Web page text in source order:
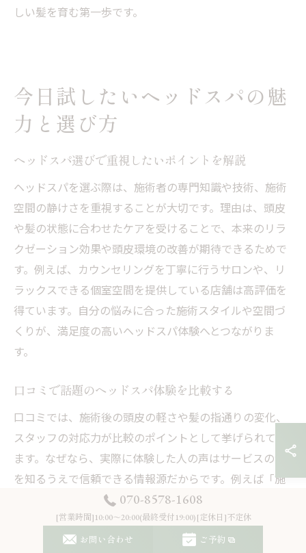
しい髪を育む第一歩です。
今日試したいヘッドスパの魅
力と選び方
ヘッドスパ選びで重視したいポイントを解説
ヘッドスパを選ぶ際は、施術者の専門知識や技術、施術
空間の静けさを重視することが大切です。理由は、頭皮
や髪の状態に合わせたケアを受けることで、本来のリラ
クゼーション効果や頭皮環境の改善が期待できるためで
す。例えば、カウンセリングを丁寧に行うサロンや、リ
ラックスできる個室空間を提供している店舗は高評価を
得ています。自分の悩みに合った施術スタイルや空間づ
くりが、満足度の高いヘッドスパ体験へとつながりま
す。
口コミで話題のヘッドスパ体験を比較する
口コミでは、施術後の頭皮の軽さや髪の指通りの変化、
スタッフの対応力が比較のポイントとして挙げられてい
ます。なぜなら、実際に体験した人の声はサービスの質
を知るうえで信頼できる情報源だからです。例えば「施
術後は目の疲れが和らいだ」「寝落ちするほどリラック
スできた」といった具体的な感想が多く見受けられま
す。こうしたリアルな口コミを参考にすることで、自分
070-8578-1608
[営業時間]10:00～20:00(最終受付19:00)[定休日]不定休
お問い合わせ ご予約